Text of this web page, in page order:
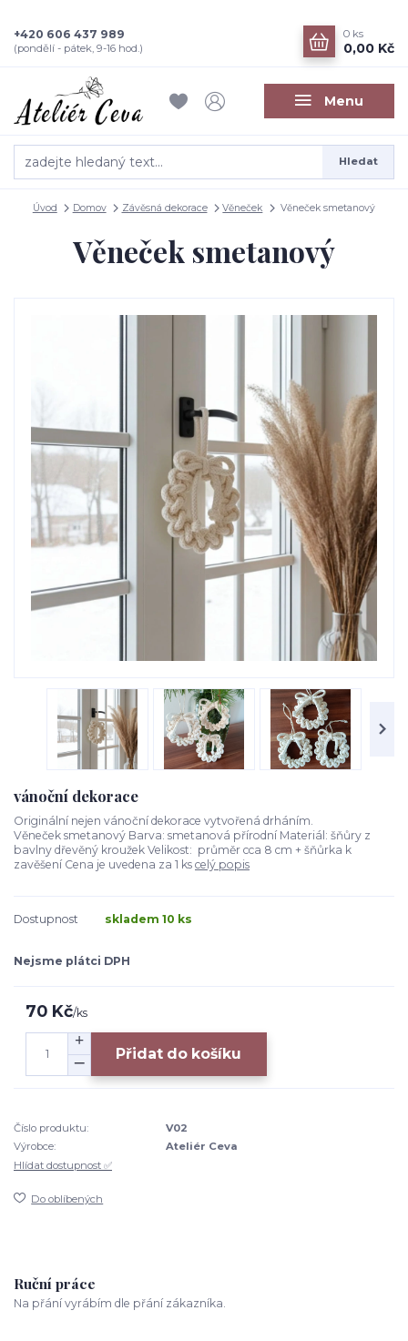
Menu
Hledat
+420 606 437 989
(pondělí - pátek, 9-16 hod.)
0 ks
0,00 Kč
Úvod Domov Závěsná dekorace Věneček Věneček smetanový
Věneček smetanový
vánoční dekorace
Originální nejen vánoční dekorace vytvořená drháním.
Věneček smetanový Barva: smetanová přírodní Materiál: šňůry z
bavlny dřevěný kroužek Velikost: průměr cca 8 cm + šňůrka k
zavěšení Cena je uvedena za 1 ks celý popis
Dostupnost skladem 10 ks
Nejsme plátci DPH
70 Kč/ks
Přidat do košíku
Číslo produktu:
V02
Výrobce:
Ateliér Ceva
Hlídat dostupnost ✅
Do oblíbených
Ruční práce
Na přání vyrábím dle přání zákazníka.